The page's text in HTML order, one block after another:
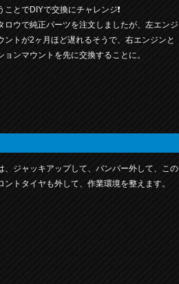
ことでDIYで交換にチャレンジ❗️
ロウで純正パーツを注文しましたが、左エンジ
ントが2ヶ月ほど遅れるそうで、右エンジンと
ョンマウントを先に交換することに。
、ジャッキアップして、バンパー外して、この
ントタイヤも外して、作業環境を整えます。